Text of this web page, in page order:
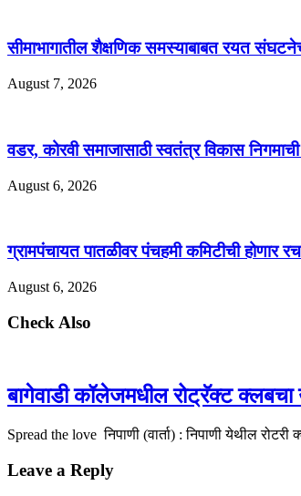
सीमाभागातील शैक्षणिक समस्याबाबत रयत
August 7, 2026
वडर, कोरवी समाजासाठी स्वतंत्र विकास
August 6, 2026
ग्रामपंचायत पातळीवर पंचहमी कमिटीची होणार
August 6, 2026
Check Also
बागेवाडी कॉलेजमधील रोट्रॅक्ट क्लबचा
Spread the love निपाणी (वार्ता) : निपाणी येथील
Leave a Reply